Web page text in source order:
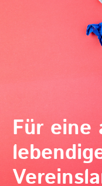
Für eine